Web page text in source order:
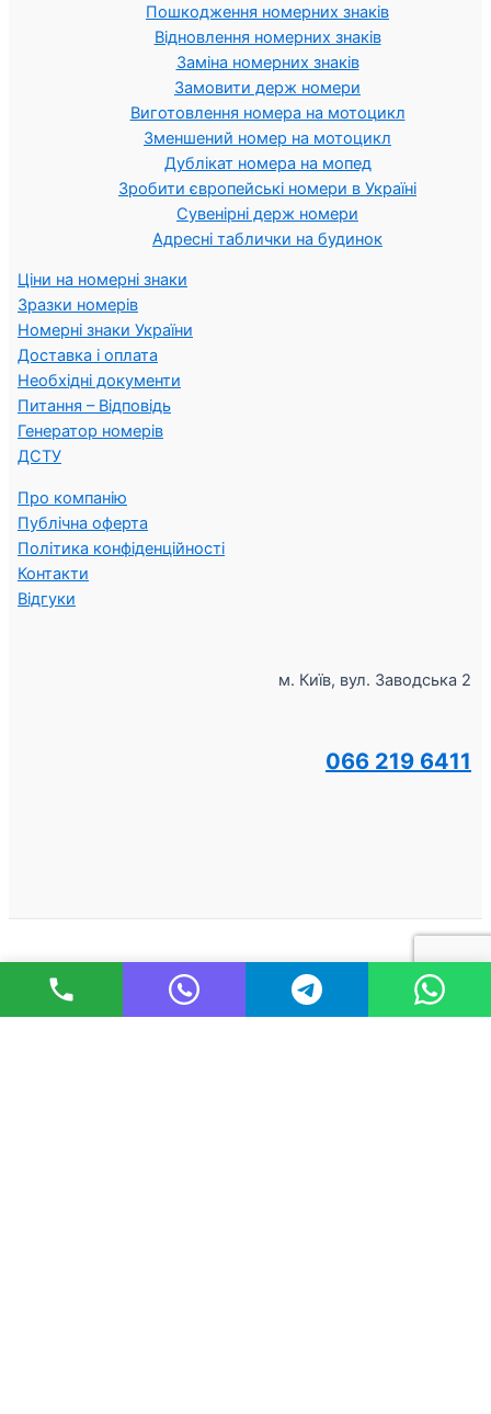
Пошкодження номерних знаків
Відновлення номерних знаків
Заміна номерних знаків
Замовити держ номери
Виготовлення номера на мотоцикл
Зменшений номер на мотоцикл
Дублікат номера на мопед
Зробити європейські номери в Україні
Сувенірні держ номери
Адресні таблички на будинок
Ціни на номерні знаки
Зразки номерів
Номерні знаки України
Доставка і оплата
Необхідні документи
Питання – Відповідь
Генератор номерів
ДСТУ
Про компанію
Публічна оферта
Політика конфіденційності
Контакти
Відгуки
м. Київ, вул. Заводська 2
066 219 6411